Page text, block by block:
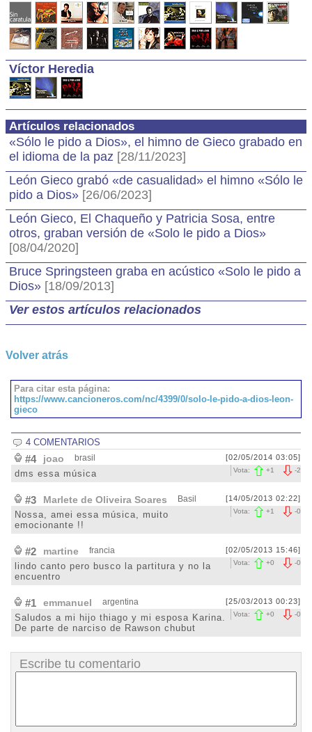
Víctor Heredia
Artículos relacionados
«Sólo le pido a Dios», el himno de Gieco grabado en
el idioma de la paz [28/11/2023]
León Gieco grabó «de casualidad» el himno «Sólo le
pido a Dios» [26/06/2023]
León Gieco, El Chaqueño y Patricia Sosa, entre
otros, graban versión de «Solo le pido a Dios»
[08/04/2020]
Bruce Springsteen graba en acústico «Solo le pido a
Dios» [18/09/2013]
Ver estos artículos relacionados
Volver atrás
Para citar esta página:
https://www.cancioneros.com/nc/4399/0/solo-le-pido-a-dios-leon-
gieco
4 COMENTARIOS
#4 joao brasil [02/05/2014 03:05]
-2
Vota: +1
dms essa música
#3 Marlete de Oliveira Soares Basil [14/05/2013 02:22]
-0
Vota: +1
Nossa, amei essa música, muito
emocionante !!
#2 martine francia [02/05/2013 15:46]
-0
Vota: +0
lindo canto pero busco la partitura y no la
encuentro
#1 emmanuel argentina [25/03/2013 00:23]
-0
Vota: +0
Saludos a mi hijo thiago y mi esposa Karina.
De parte de narciso de Rawson chubut
Escribe tu comentario